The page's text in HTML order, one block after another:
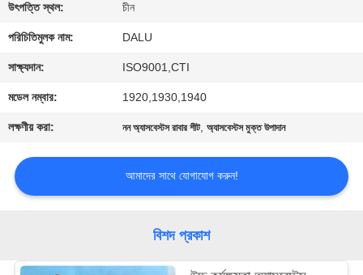
আমাদের
সাথে
যোগাযোগ
করুন
উদ্ধৃতির
জন্য
উৎপত্তি স্থল: চীন
পরিচিতিমুলক নাম: DALU
সাক্ষ্যদান: ISO9001,CTI
মডেল নম্বার: 1920,1930,1940
লক্ষণীয় করা: নন অ্যাসবেস্টস রাবার শীট,অ্যাসবেস্টস মুক্ত উপাদান
আমাদের সাথে যোগাযোগ করুন!
বিশদ প্রকাশ